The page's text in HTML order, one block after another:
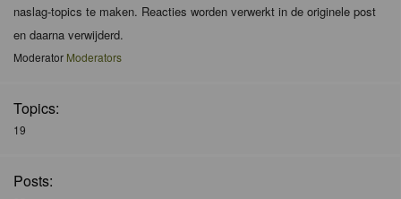
naslag-topics te maken. Reacties worden verwerkt in de originele post
en daarna verwijderd.
Moderator Moderators
Topics:
19
Posts: